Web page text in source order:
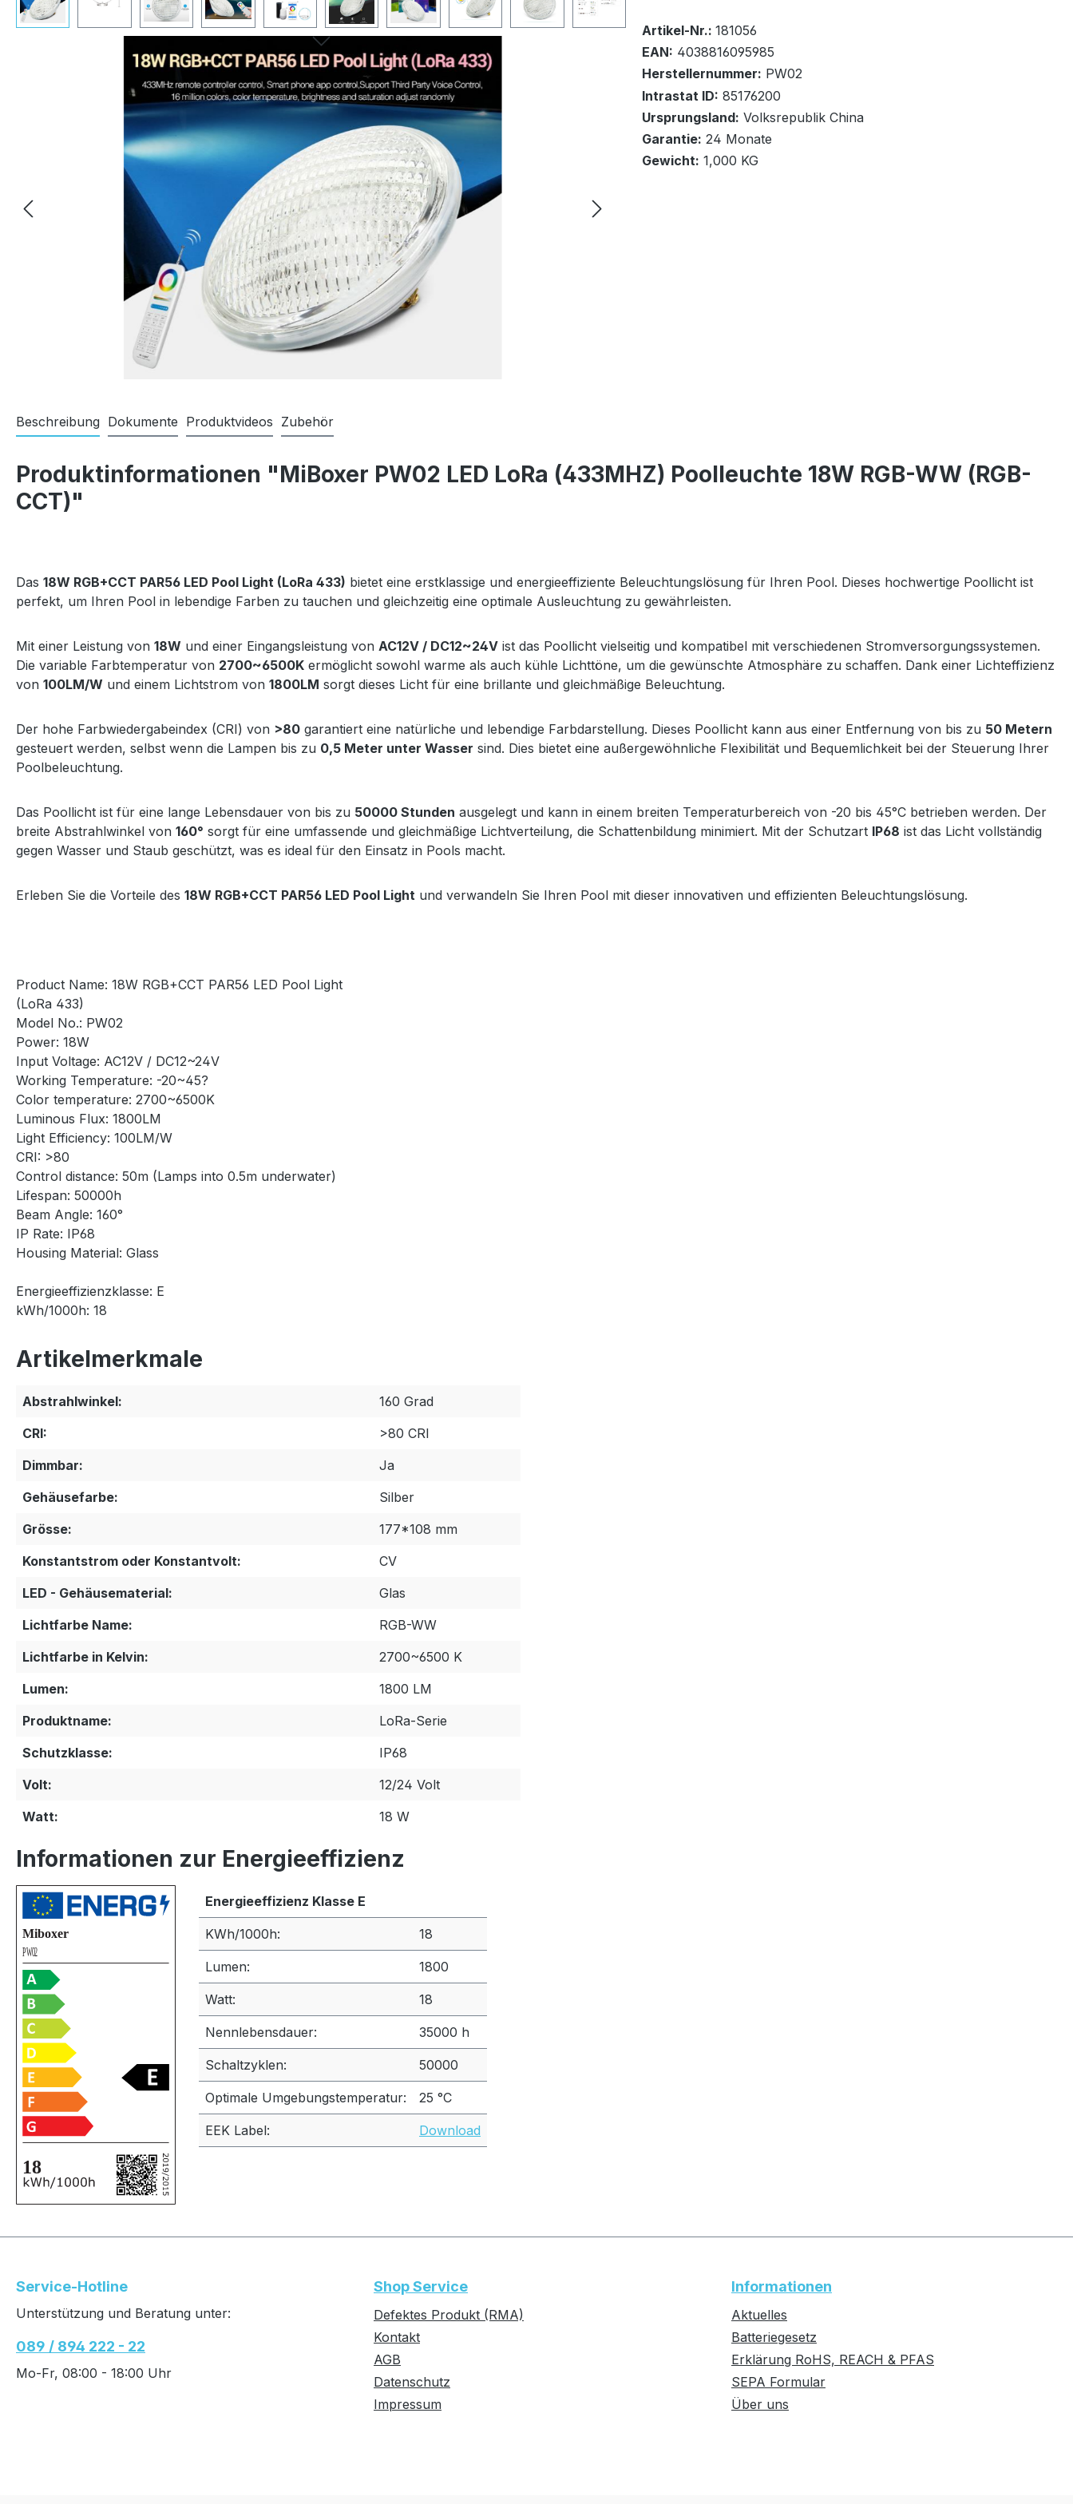
Bestand:17x
Sofort verfügbar, Lieferzeit: 1-2 Tage
In den Warenkorb
Artikel-Nr.: 181056
EAN: 4038816095985
Herstellernummer: PW02
Intrastat ID: 85176200
Ursprungsland: Volksrepublik China
Garantie: 24 Monate
Gewicht: 1,000 KG
Beschreibung Dokumente Produktvideos Zubehör
Produktinformationen "MiBoxer PW02 LED LoRa (433MHZ) Poolleuchte 18W RGB-WW (RGB-
CCT)"
Das 18W RGB+CCT PAR56 LED Pool Light (LoRa 433) bietet eine erstklassige und energieeffiziente Beleuchtungslösung für Ihren Pool. Dieses hochwertige Poollicht ist
perfekt, um Ihren Pool in lebendige Farben zu tauchen und gleichzeitig eine optimale Ausleuchtung zu gewährleisten.
Mit einer Leistung von 18W und einer Eingangsleistung von AC12V / DC12~24V ist das Poollicht vielseitig und kompatibel mit verschiedenen Stromversorgungssystemen.
Die variable Farbtemperatur von 2700~6500K ermöglicht sowohl warme als auch kühle Lichttöne, um die gewünschte Atmosphäre zu schaffen. Dank einer Lichteffizienz
von 100LM/W und einem Lichtstrom von 1800LM sorgt dieses Licht für eine brillante und gleichmäßige Beleuchtung.
Der hohe Farbwiedergabeindex (CRI) von >80 garantiert eine natürliche und lebendige Farbdarstellung. Dieses Poollicht kann aus einer Entfernung von bis zu 50 Metern
gesteuert werden, selbst wenn die Lampen bis zu 0,5 Meter unter Wasser sind. Dies bietet eine außergewöhnliche Flexibilität und Bequemlichkeit bei der Steuerung Ihrer
Poolbeleuchtung.
Das Poollicht ist für eine lange Lebensdauer von bis zu 50000 Stunden ausgelegt und kann in einem breiten Temperaturbereich von -20 bis 45°C betrieben werden. Der
breite Abstrahlwinkel von 160° sorgt für eine umfassende und gleichmäßige Lichtverteilung, die Schattenbildung minimiert. Mit der Schutzart IP68 ist das Licht vollständig
gegen Wasser und Staub geschützt, was es ideal für den Einsatz in Pools macht.
Erleben Sie die Vorteile des 18W RGB+CCT PAR56 LED Pool Light und verwandeln Sie Ihren Pool mit dieser innovativen und effizienten Beleuchtungslösung.
Product Name: 18W RGB+CCT PAR56 LED Pool Light
(LoRa 433)
Model No.: PW02
Power: 18W
Input Voltage: AC12V / DC12~24V
Working Temperature: -20~45?
Color temperature: 2700~6500K
Luminous Flux: 1800LM
Light Efficiency: 100LM/W
CRI: >80
Control distance: 50m (Lamps into 0.5m underwater)
Lifespan: 50000h
Beam Angle: 160°
IP Rate: IP68
Housing Material: Glass
Energieeffizienzklasse: E
kWh/1000h: 18
Artikelmerkmale
Abstrahlwinkel:
160 Grad
CRI:
>80 CRI
Dimmbar:
Ja
Gehäusefarbe:
Silber
Grösse:
177*108 mm
Konstantstrom oder Konstantvolt:
CV
LED - Gehäusematerial:
Glas
Lichtfarbe Name:
RGB-WW
Lichtfarbe in Kelvin:
2700~6500 K
Lumen:
1800 LM
Produktname:
LoRa-Serie
Schutzklasse:
IP68
Volt:
12/24 Volt
Watt:
18 W
Informationen zur Energieeffizienz
Energieeffizienz Klasse E
KWh/1000h: 18
Lumen: 1800
Watt: 18
Nennlebensdauer: 35000 h
Schaltzyklen: 50000
Optimale Umgebungstemperatur: 25 °C
EEK Label: Download
Service-Hotline
Unterstützung und Beratung unter:
089 / 894 222 - 22
Mo-Fr, 08:00 - 18:00 Uhr
Shop Service
Defektes Produkt (RMA)
Kontakt
AGB
Datenschutz
Impressum
Informationen
Aktuelles
Batteriegesetz
Erklärung RoHS, REACH & PFAS
SEPA Formular
Über uns